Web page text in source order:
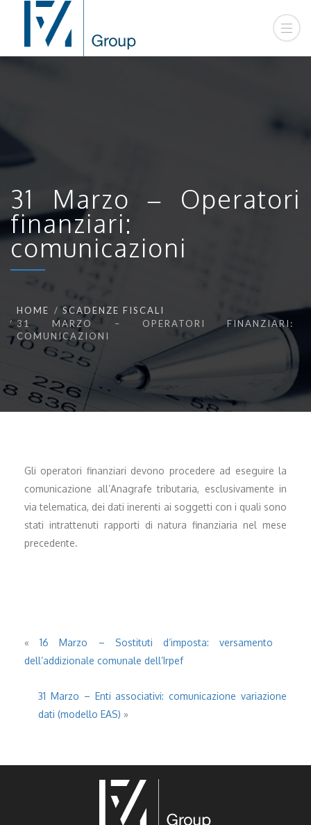
31 Marzo – Operatori
finanziari:
comunicazioni
HOME
SCADENZE FISCALI
31 MARZO – OPERATORI FINANZIARI:
COMUNICAZIONI
Gli operatori finanziari devono procedere ad eseguire la
comunicazione all’Anagrafe tributaria, esclusivamente in
via telematica, dei dati inerenti ai soggetti con i quali sono
stati intrattenuti rapporti di natura finanziaria nel mese
precedente.
«16 Marzo – Sostituti d’imposta: versamento
dell’addizionale comunale dell’Irpef
31 Marzo – Enti associativi: comunicazione variazione
dati (modello EAS) »